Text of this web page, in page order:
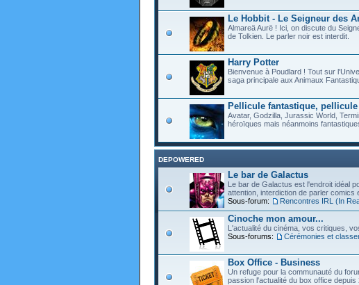
Le Hobbit - Le Seigneur des
Almareä Aurë ! Ici, on discute du
de Tolkien. Le parler noir est interdit.
Harry Potter
Bienvenue à Poudlard ! Tout sur
saga principale aux Animaux
Pellicule fantastique, pellicule
Avatar, Godzilla, Jurassic World,
héroïques mais néanmoins
DEPOWERED
Le bar de Galactus
Le bar de Galactus est l'endroit idéal
attention, interdiction de parler comics
Sous-forum:
Rencontres IRL (In
Cinoche mon amour...
L'actualité du cinéma, vos critiques,
Sous-forums:
Cérémonies et
Box Office - Business
Un refuge pour la communauté du
passion l'actualité du box office depuis